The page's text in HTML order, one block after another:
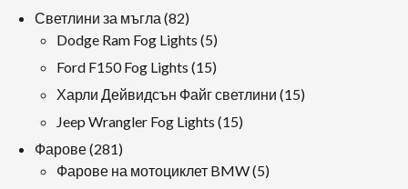
продукти
Светлини за мъгла 8282
продукти
Dodge Ram Fog Lights 55
продукти
Ford F150 Fog Lights 1515
Харли Дейвидсън Файг светлини 1515
Jeep Wrangler Fog Lights 1515
Фарове 281281
продукти
Фарове на мотоциклет BMW 55